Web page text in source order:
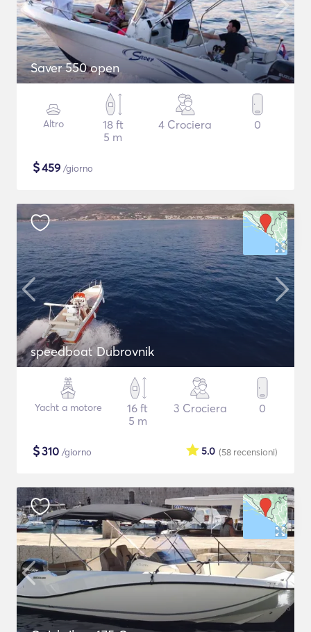
Saver 550 open
Altro
18 ft
5 m
4 Crociera 0
$459 /giorno
speedboat Dubrovnik
Yacht a motore
16 ft
5 m
3 Crociera 0
$310 /giorno (58 recensioni)
5.0